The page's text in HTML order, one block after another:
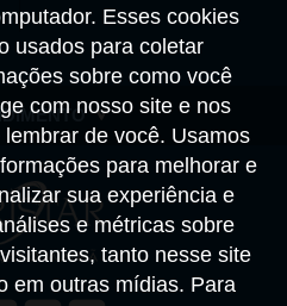
Esses cookies
usados para coletar
sobre como você
com nosso site e nos
lembrar de você. Usamos
para melhorar e
sua experiência e
e métricas sobre
tanto nesse site
em outras mídias. Para